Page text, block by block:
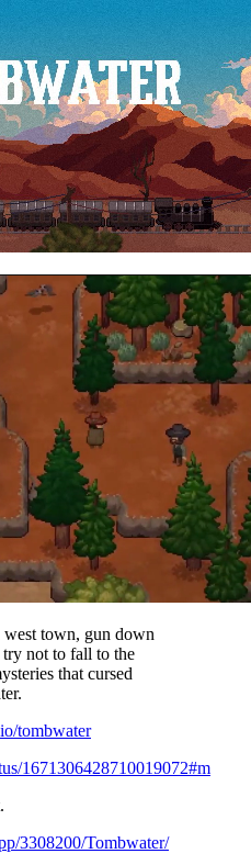
town, gun down
not to fall to the
that cursed
tombwater
1671306428710019072#m
3308200/Tombwater/